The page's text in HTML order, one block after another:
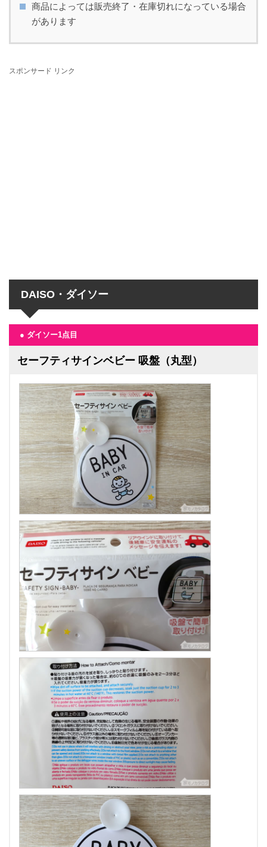
商品によっては販売終了・在庫切れになっている場合
があります
スポンサード リンク
DAISO・ダイソー
● ダイソー1点目
セーフティサインベビー 吸盤（丸型）